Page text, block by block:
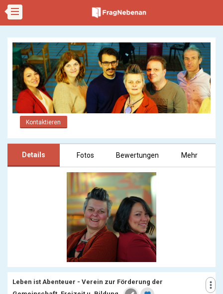
Kontaktieren
Details Fotos Bewertungen Mehr
more_vert
Leben ist Abenteuer - Verein zur Förderung der